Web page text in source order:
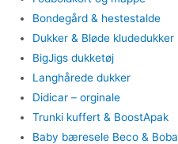
Bondegård & hestestalde
Dukker & Bløde kludedukker
BigJigs dukketøj
Langhårede dukker
Didicar – orginale
Trunki kuffert & BoostApak
Baby bæresele Beco & Boba